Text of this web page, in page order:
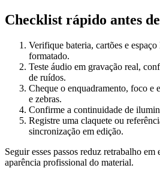
Checklist rápido antes
Verifique bateria, cartões e
formatado.
Teste áudio em gravação real,
de ruídos.
Cheque o enquadramento, foco e
e zebras.
Confirme a continuidade de
Registre uma claquete ou
sincronização em edição.
Seguir esses passos reduz retrabalho em
aparência profissional do material.